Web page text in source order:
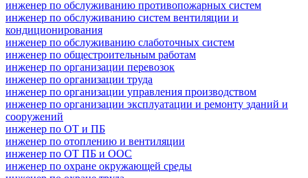
инженер по обслуживанию противопожарных систем
инженер по обслуживанию систем вентиляции и
кондиционирования
инженер по обслуживанию слаботочных систем
инженер по общестроительным работам
инженер по организации перевозок
инженер по организации труда
инженер по организации управления производством
инженер по организации эксплуатации и ремонту зданий и
сооружений
инженер по ОТ и ПБ
инженер по отоплению и вентиляции
инженер по ОТ ПБ и ООС
инженер по охране окружающей среды